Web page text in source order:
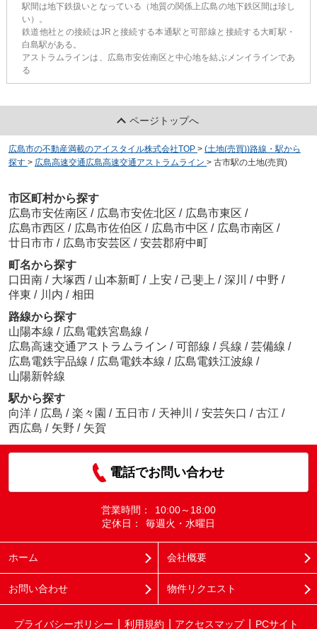
駅間は地下鉄扱いとなっている（地質の関係上広島の地下鉄区間は珍し
い）。
鉄道他社との接続はJRと接続する本通駅と可部線と接続する大町駅・
白島駅がある。
アストラムラインは、広島市安佐南区と中心地を結ぶメンイラインであ
る
ページトップへ
広島市の不動産満載のアイスタイル株式会社TOP > (土地(売買))路線・駅から
探す > 広島高速交通広島高速交通アストラムライン > 古市駅の土地(売買)
市区町村から探す
広島市安佐南区 / 広島市安佐北区 / 広島市東区 /
広島市西区 / 広島市佐伯区 / 広島市中区 / 広島市南区 /
廿日市市 / 広島市安芸区 / 安芸郡府中町
町名から探す
口田南 / 大塚西 / 山本新町 / 上安 / 己斐上 / 深川 / 中野 /
伴東 / 川内 / 相田
路線から探す
山陽本線 / 広島電鉄宮島線 /
広島高速交通アストラムライン / 可部線 / 呉線 / 芸備線 /
広島電鉄宇品線 / 広島電鉄本線 / 広島電鉄江波線 /
山陽新幹線
駅から探す
向洋 / 広島 / 楽々園 / 五日市 / 天神川 / 安芸矢口 / 古江 /
西広島 / 矢野 / 矢賀
電話でお問い合わせ
営業時間：
10:00～18:00
定休日：
毎週火・水曜日
ホーム 会社概要
お問い合わせ 物件リクエスト
プライバシーポリシー 利用規約 アクセスマップ PCサイト